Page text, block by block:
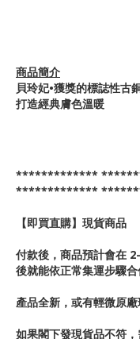
商品簡介
貝玲妃•獲獎的標誌性古
打造經典膚色溫暖
*************
*************
【即買直購】現貨商品
付款後，商品預計會在
後就能依正常集運步驟合
產品全新，或有輕微原
如果閣下發現貨品不符